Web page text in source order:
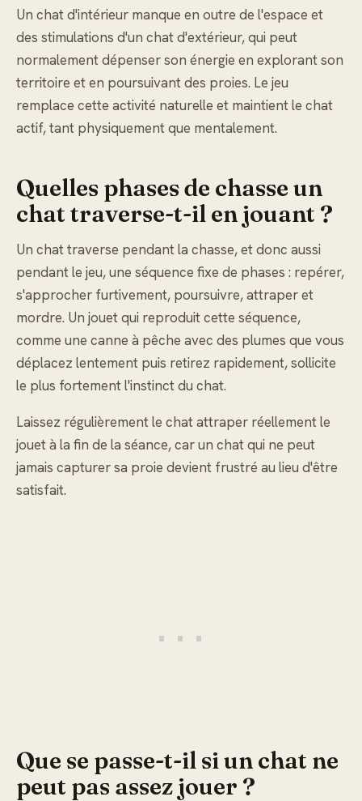
Un chat d'intérieur manque en outre de l'espace et
des stimulations d'un chat d'extérieur, qui peut
normalement dépenser son énergie en explorant son
territoire et en poursuivant des proies. Le jeu
remplace cette activité naturelle et maintient le chat
actif, tant physiquement que mentalement.
Quelles phases de chasse un
chat traverse-t-il en jouant ?
Un chat traverse pendant la chasse, et donc aussi
pendant le jeu, une séquence fixe de phases : repérer,
s'approcher furtivement, poursuivre, attraper et
mordre. Un jouet qui reproduit cette séquence,
comme une canne à pêche avec des plumes que vous
déplacez lentement puis retirez rapidement, sollicite
le plus fortement l'instinct du chat.
Laissez régulièrement le chat attraper réellement le
jouet à la fin de la séance, car un chat qui ne peut
jamais capturer sa proie devient frustré au lieu d'être
satisfait.
Que se passe-t-il si un chat ne
peut pas assez jouer ?